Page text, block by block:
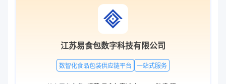
江苏易食包数字科技有限公司
数智化食品包装供应链平台 一站式服务